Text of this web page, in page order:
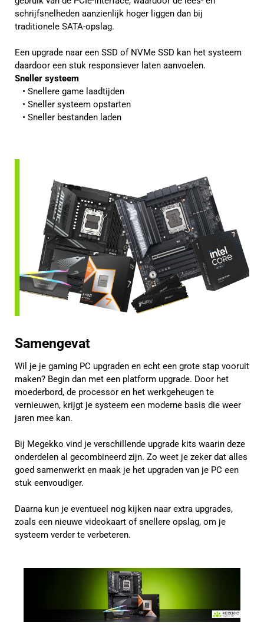
schrijfsnelheden aanzienlijk hoger liggen dan bij
traditionele SATA-opslag.
Een upgrade naar een SSD of NVMe SSD kan het systeem
daardoor een stuk responsiever laten aanvoelen.
Sneller systeem
Snellere game laadtijden
Sneller systeem opstarten
Sneller bestanden laden
Samengevat
Wil je je gaming PC upgraden en echt een grote stap vooruit
maken? Begin dan met een platform upgrade. Door het
moederbord, de processor en het werkgeheugen te
vernieuwen, krijgt je systeem een moderne basis die weer
jaren mee kan.
Bij Megekko vind je verschillende upgrade kits waarin deze
onderdelen al gecombineerd zijn. Zo weet je zeker dat alles
goed samenwerkt en maak je het upgraden van je PC een
stuk eenvoudiger.
Daarna kun je eventueel nog kijken naar extra upgrades,
zoals een nieuwe videokaart of snellere opslag, om je
systeem verder te verbeteren.